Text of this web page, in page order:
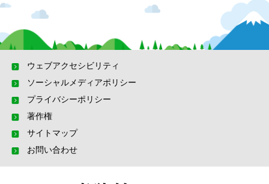
ウェブアクセシビリティ
ソーシャルメディアポリシー
プライバシーポリシー
著作権
サイトマップ
お問い合わせ